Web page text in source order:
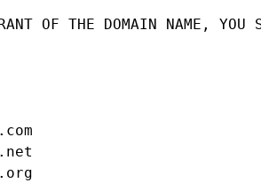
OF THE DOMAIN NAME, YOU